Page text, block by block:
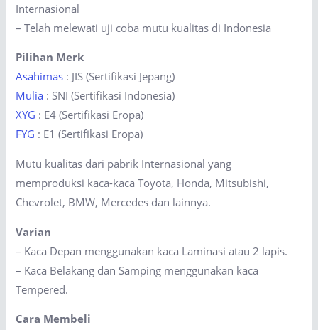
Internasional
– Telah melewati uji coba mutu kualitas di Indonesia
Pilihan Merk
Asahimas : JIS (Sertifikasi Jepang)
Mulia : SNI (Sertifikasi Indonesia)
XYG : E4 (Sertifikasi Eropa)
FYG : E1 (Sertifikasi Eropa)
Mutu kualitas dari pabrik Internasional yang
memproduksi kaca-kaca Toyota, Honda, Mitsubishi,
Chevrolet, BMW, Mercedes dan lainnya.
Varian
– Kaca Depan menggunakan kaca Laminasi atau 2 lapis.
– Kaca Belakang dan Samping menggunakan kaca
Tempered.
Cara Membeli